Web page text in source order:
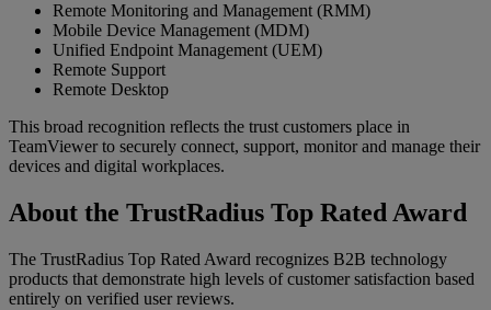
Remote Monitoring and Management (RMM)
Mobile Device Management (MDM)
Unified Endpoint Management (UEM)
Remote Support
Remote Desktop
This broad recognition reflects the trust customers place in
TeamViewer to securely connect, support, monitor and manage their
devices and digital workplaces.
About the TrustRadius Top Rated Award
The TrustRadius Top Rated Award recognizes B2B technology
products that demonstrate high levels of customer satisfaction based
entirely on verified user reviews.